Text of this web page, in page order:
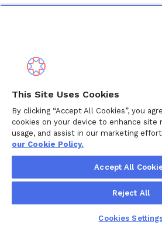
Wellthy en cliquant sur «
» et en planifiant les soins vous-
soins de relève en cliquant sur «
» et ils vous aideront à trouver
sûrs et fiables dans votre région.
Puis-je faire part de mes
expérience de soins en
soins de Wellthy?
Une fois l'événement de soins
communiquez avec votre
relève pour tout commentaire
This Site Uses Cookies
By clicking “Accept All Cookies”, you
cookies on your device to enhance site
usage, and assist in our marketing
our Cookie Policy.
Accept All
Reject All
Cookies